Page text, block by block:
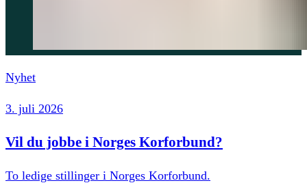
Nyhet
3. juli 2026
Vil du jobbe i Norges Korforbund?
To ledige stillinger i Norges Korforbund.